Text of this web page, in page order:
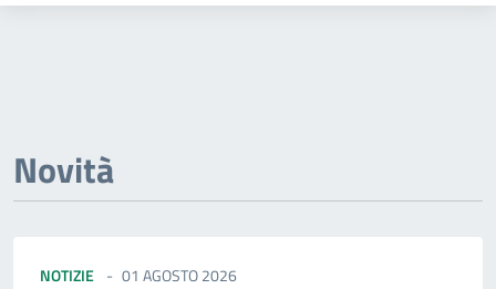
Novità
NOTIZIE 01 AGOSTO 2026